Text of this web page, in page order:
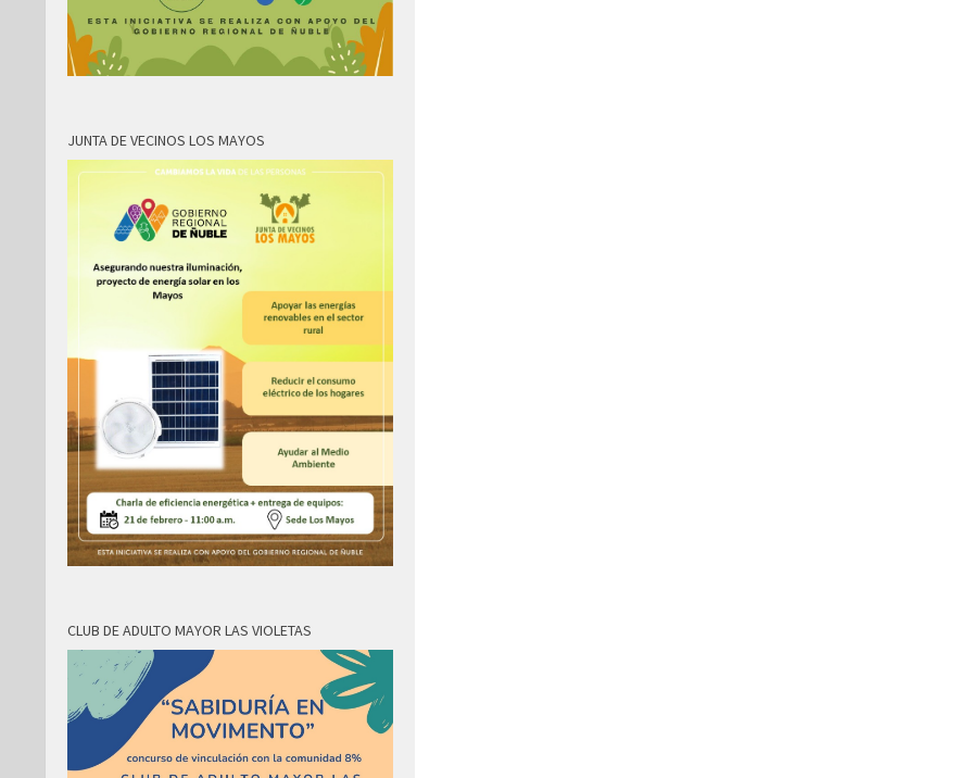
JUNTA DE VECINOS LOS MAYOS
CLUB DE ADULTO MAYOR LAS VIOLETAS